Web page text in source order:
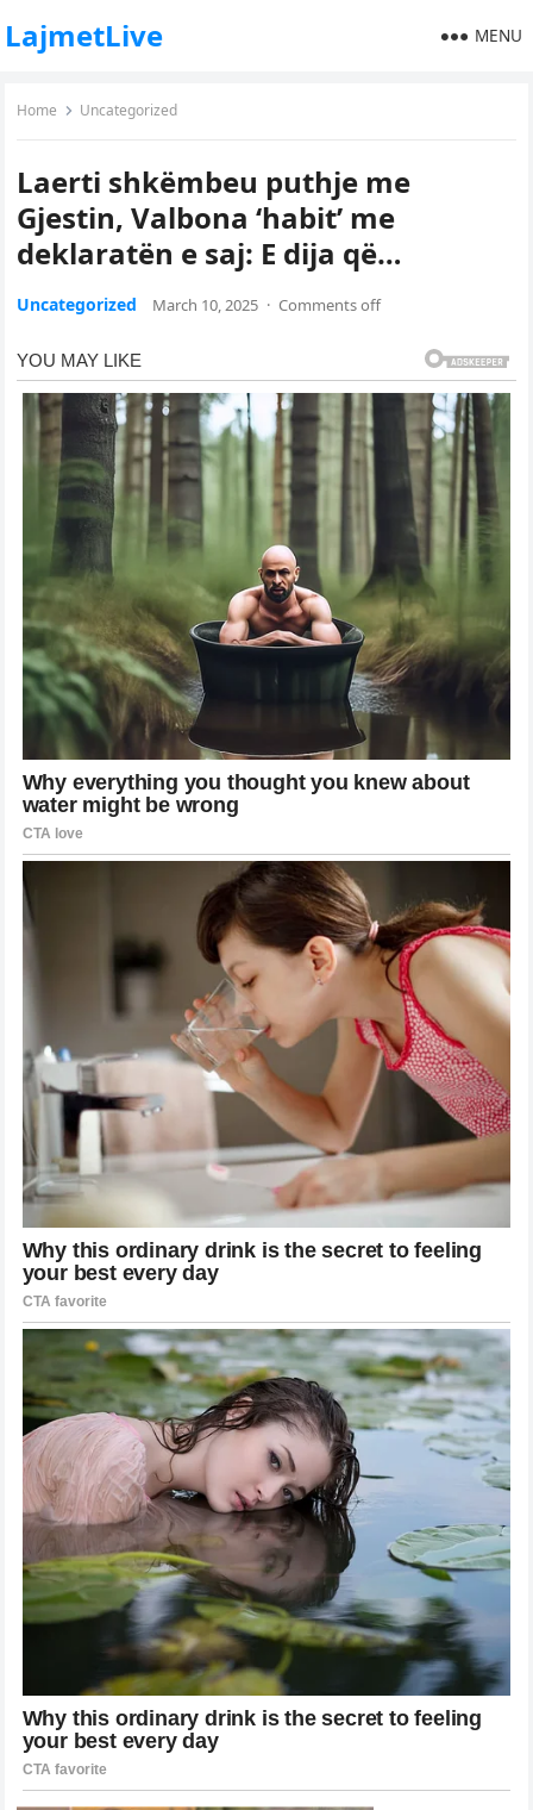
LajmetLive MENU
Home Uncategorized
Laerti shkëmbeu puthje me
Gjestin, Valbona ‘habit’ me
deklaratën e saj: E dija që…
Uncategorized March 10, 2025 · Comments off